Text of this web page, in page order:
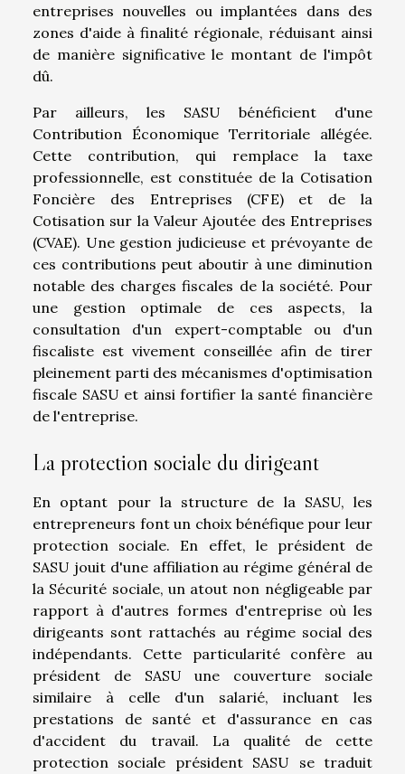
entreprises nouvelles ou implantées dans des
zones d'aide à finalité régionale, réduisant ainsi
de manière significative le montant de l'impôt
dû.
Par ailleurs, les SASU bénéficient d'une
Contribution Économique Territoriale allégée.
Cette contribution, qui remplace la taxe
professionnelle, est constituée de la Cotisation
Foncière des Entreprises (CFE) et de la
Cotisation sur la Valeur Ajoutée des Entreprises
(CVAE). Une gestion judicieuse et prévoyante de
ces contributions peut aboutir à une diminution
notable des charges fiscales de la société. Pour
une gestion optimale de ces aspects, la
consultation d'un expert-comptable ou d'un
fiscaliste est vivement conseillée afin de tirer
pleinement parti des mécanismes d'optimisation
fiscale SASU et ainsi fortifier la santé financière
de l'entreprise.
La protection sociale du dirigeant
En optant pour la structure de la SASU, les
entrepreneurs font un choix bénéfique pour leur
protection sociale. En effet, le président de
SASU jouit d'une affiliation au régime général de
la Sécurité sociale, un atout non négligeable par
rapport à d'autres formes d'entreprise où les
dirigeants sont rattachés au régime social des
indépendants. Cette particularité confère au
président de SASU une couverture sociale
similaire à celle d'un salarié, incluant les
prestations de santé et d'assurance en cas
d'accident du travail. La qualité de cette
protection sociale président SASU se traduit